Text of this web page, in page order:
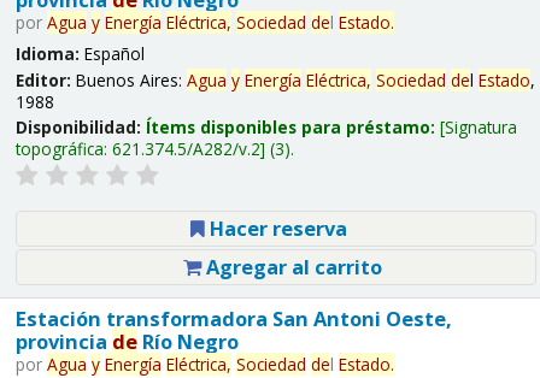
por Agua y Energía Eléctrica, Sociedad del Estado.
Idioma: Español
Editor: Buenos Aires: Agua y Energía Eléctrica, Sociedad del Estado,
1988
Disponibilidad: Ítems disponibles para préstamo: Signatura
topográfica: 621.374.5/A282/v.2 (3).
Hacer reserva
Agregar al carrito
Estación transformadora San Antoni Oeste,
provincia deRío Negro
por Agua y Energía Eléctrica, Sociedad del Estado.